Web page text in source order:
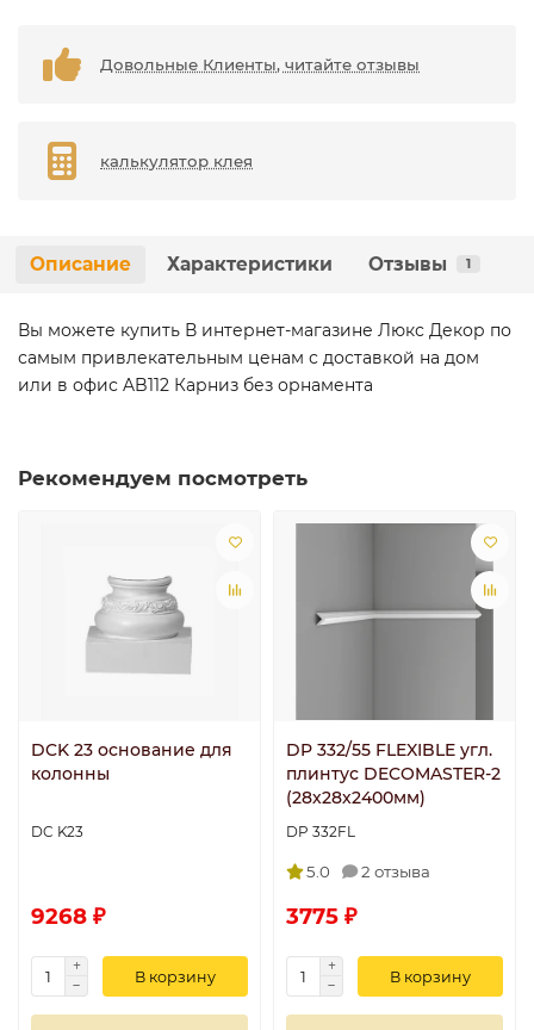
Довольные Клиенты, читайте отзывы
калькулятор клея
Описание Характеристики Отзывы 1
Вы можете купить В интернет-магазине Люкс Декор по
самым привлекательным ценам с доставкой на дом
или в офис AB112 Карниз без орнамента
Рекомендуем посмотреть
DCK 23 основание для
колонны
DC K23
9268 ₽
В корзину
DP 332/55 FLEXIBLE угл.
плинтус DECOMASTER-2
(28х28х2400мм)
DP 332FL
5.0 2 отзыва
3775 ₽
В корзину